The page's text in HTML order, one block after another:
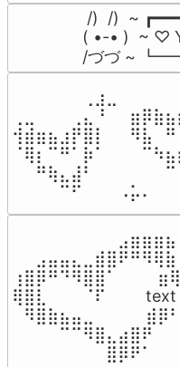
/)  /)  ~
( •-• )  ~ ♡
/づづ ~
⠀⠀⣠⣤⣤⣄⣀⣾⣿⠟⠛⠻⢿⣷⠀
⢰⣿⡿⠛⠙⠻⣿⣿⠁⠀⠀
⢿⣿⣇⠀⠀⠀⠈⠏⠀⠀⠀ text
⠀⠻⣿⣷⣦⣤⣀⠀⠀⠀
⠀⠀⠀⠀⠉⠉⠻⣿⣄⣴⣿⠟⠀⠀⠀
⠀⠀⠀⠀⠀⠀⠀⠀⣿⡿⠟⠁⠀⠀⠀